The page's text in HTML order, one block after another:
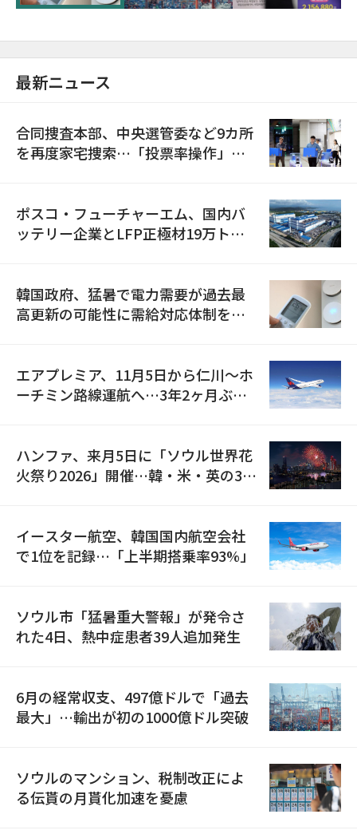
最新ニュース
合同捜査本部、中央選管委など9カ所
を再度家宅捜索…「投票率操作」の
ポスコ・フューチャーエム、国内バ
ッテリー企業とLFP正極材19万トン
韓国政府、猛暑で電力需要が過去最
高更新の可能性に需給対応体制を点
エアプレミア、11月5日から仁川〜ホ
ーチミン路線運航へ…3年2ヶ月ぶり
ハンファ、来月5日に「ソウル世界花
火祭り2026」開催…韓・米・英の3カ
イースター航空、韓国国内航空会社
で1位を記録…「上半期搭乗率93%」
ソウル市「猛暑重大警報」が発令さ
れた4日、熱中症患者39人追加発生
6月の経常収支、497億ドルで「過去
最大」…輸出が初の1000億ドル突破
ソウルのマンション、税制改正によ
る伝貰の月貰化加速を憂慮